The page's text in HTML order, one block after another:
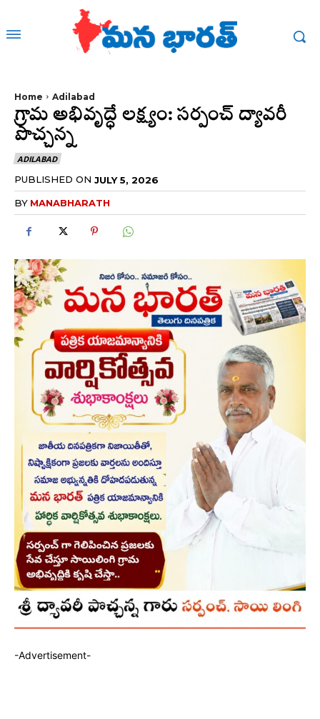
Home Adilabad
గ్రామ అభివృద్ధే లక్ష్యం: సర్పంచ్ ద్యావరీ
పొచ్చన్న
ADILABAD
PUBLISHED ON JULY 5, 2026
BY MANABHARATH
-Advertisement-